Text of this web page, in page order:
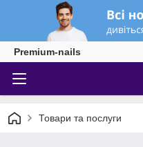
Premium-nails
Товари та послуги